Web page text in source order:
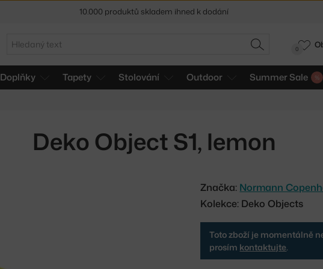
Hledat
HLEDAT
Doplňky Tapety Stolování Outdoor Summer Sale
0
Deko Object S1, lemon
Značka: Normann
Kolekce: Deko Objects
Toto zboží je momentálně
prosím kontaktujte.